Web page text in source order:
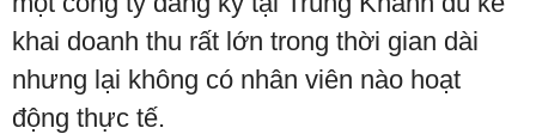
khai doanh thu rất lớn trong thời gian dài
nhưng lại không có nhân viên nào hoạt
động thực tế.